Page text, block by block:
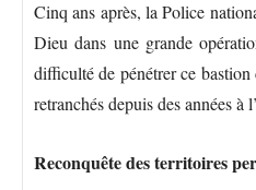
Cinq ans après, la Police
Dieu dans une grande
difficulté de pénétrer ce
retranchés depuis des années à
Reconquête des territoires